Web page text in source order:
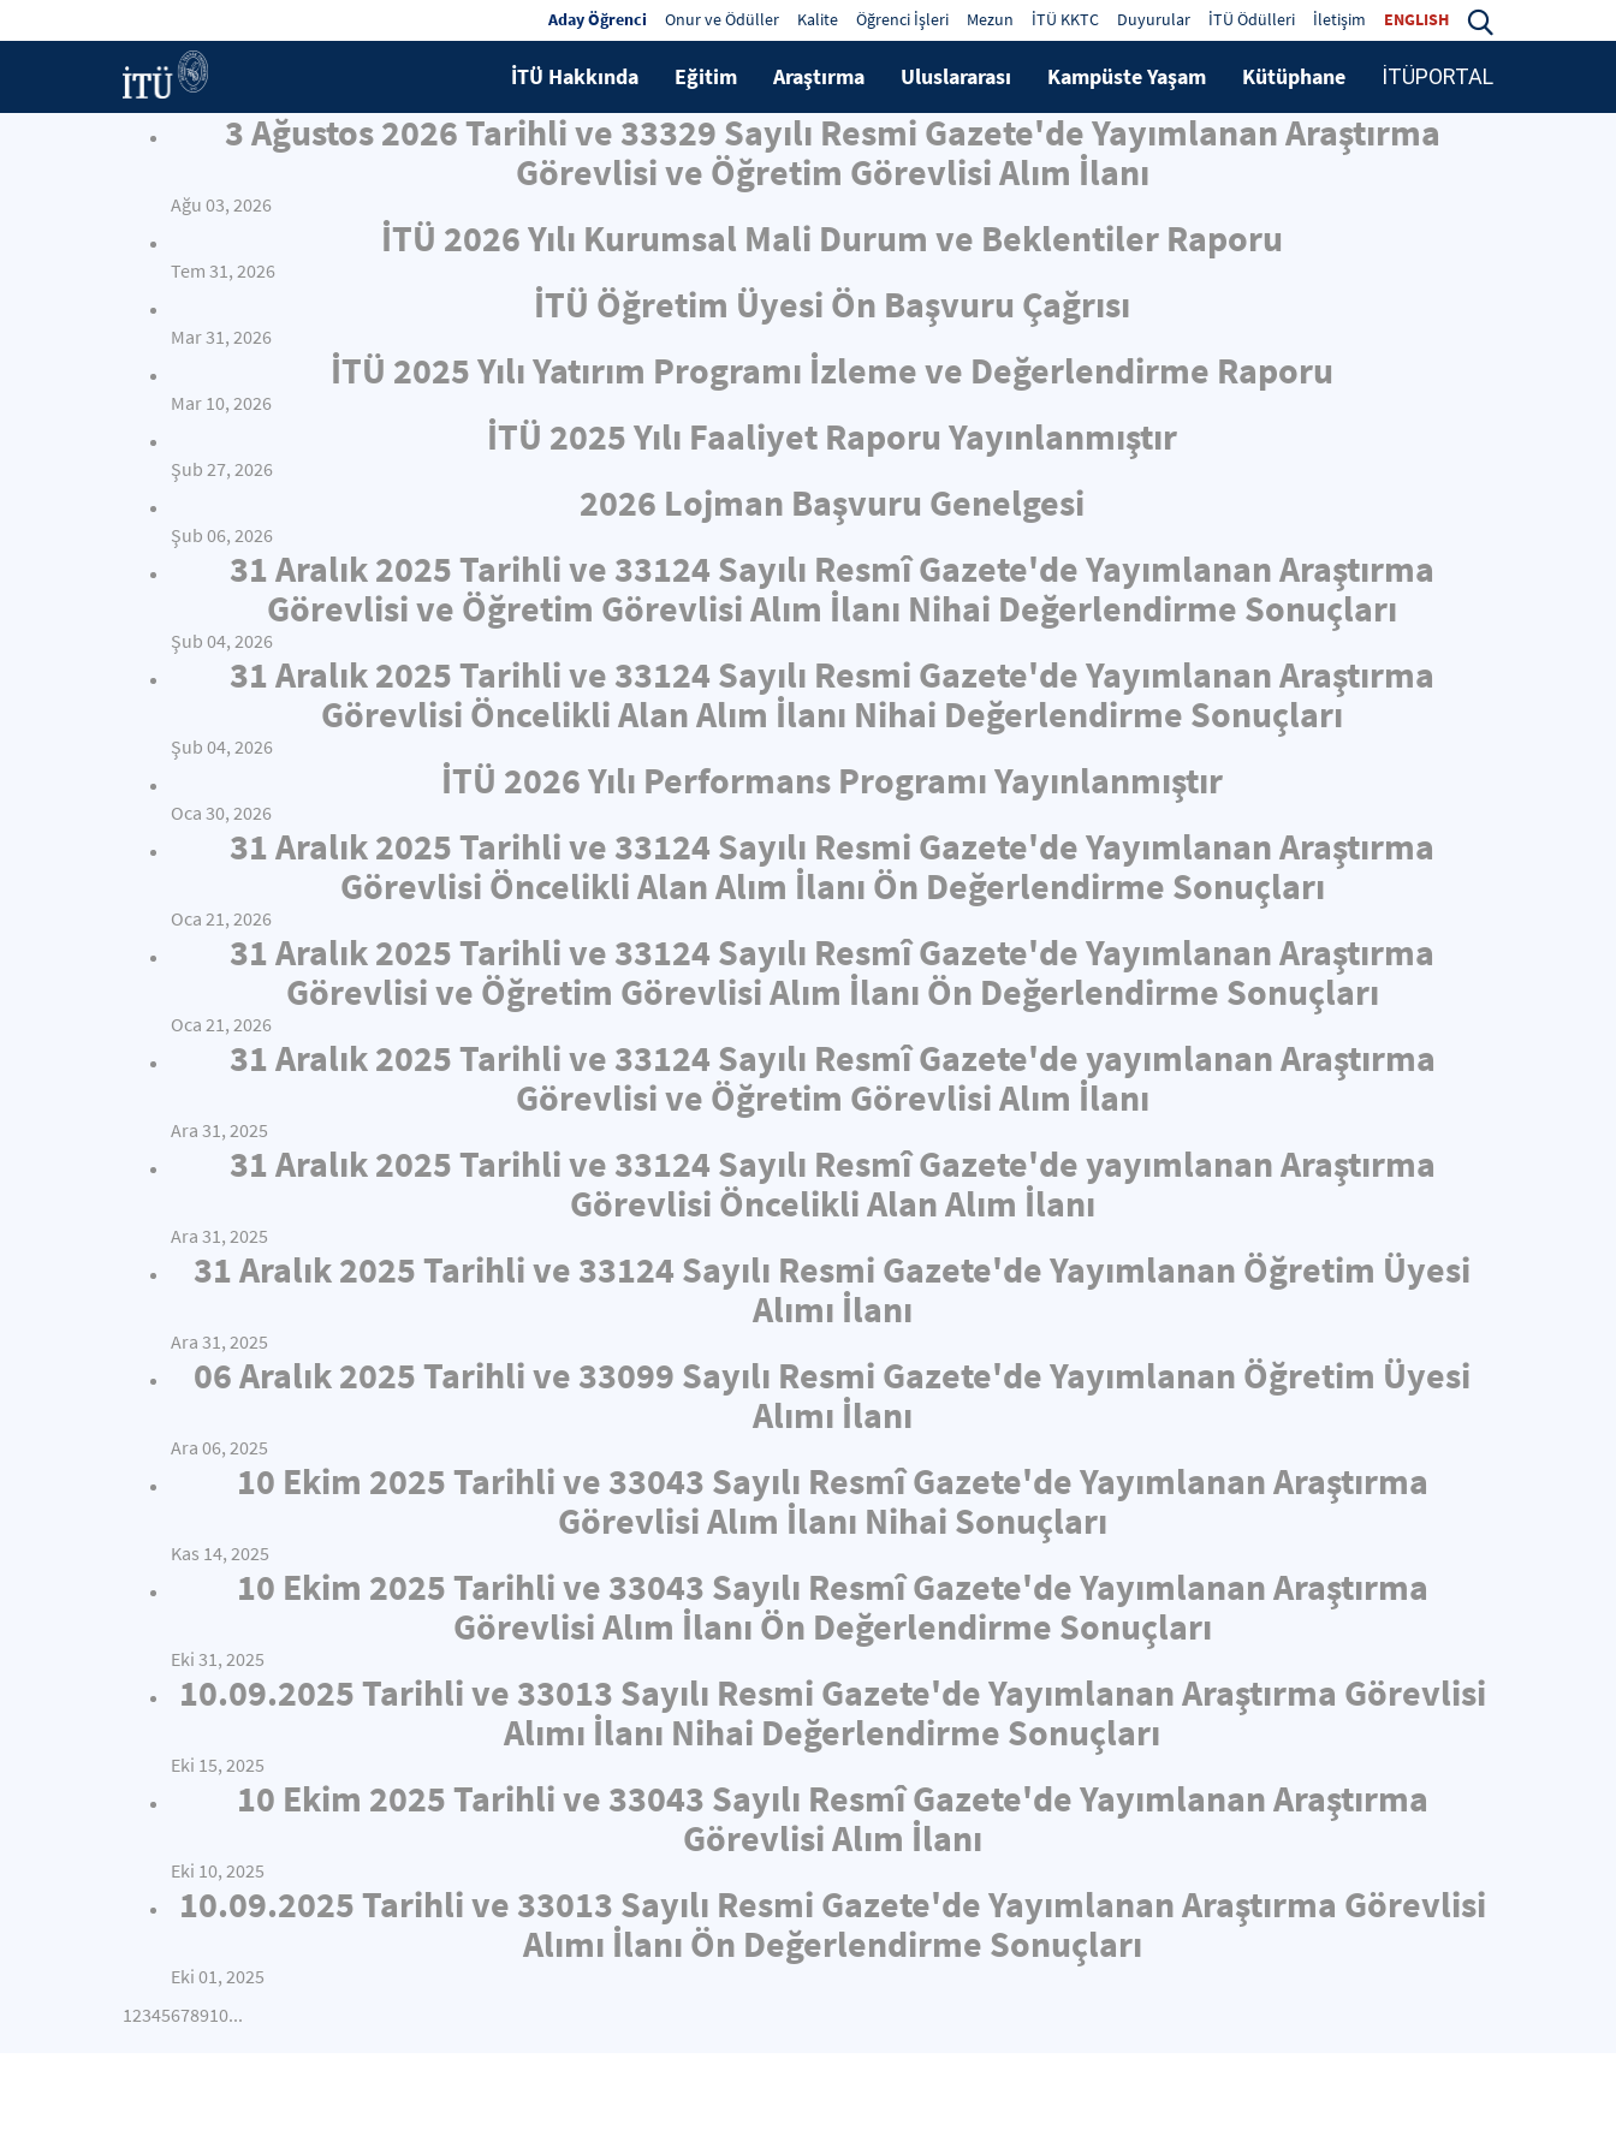
Aday Öğrenci Onur ve Ödüller Kalite Öğrenci İşleri Mezun İTÜ KKTC Duyurular İTÜ Ödülleri İletişim ENGLISH
İTÜ Hakkında Eğitim Araştırma Uluslararası Kampüste Yaşam Kütüphane İTÜPORTAL
3 Ağustos 2026 Tarihli ve 33329 Sayılı Resmi Gazete'de Yayımlanan Araştırma
Görevlisi ve Öğretim Görevlisi Alım İlanı
Ağu 03, 2026
İTÜ 2026 Yılı Kurumsal Mali Durum ve Beklentiler Raporu
Tem 31, 2026
İTÜ Öğretim Üyesi Ön Başvuru Çağrısı
Mar 31, 2026
İTÜ 2025 Yılı Yatırım Programı İzleme ve Değerlendirme Raporu
Mar 10, 2026
İTÜ 2025 Yılı Faaliyet Raporu Yayınlanmıştır
Şub 27, 2026
2026 Lojman Başvuru Genelgesi
Şub 06, 2026
31 Aralık 2025 Tarihli ve 33124 Sayılı Resmî Gazete'de Yayımlanan Araştırma
Görevlisi ve Öğretim Görevlisi Alım İlanı Nihai Değerlendirme Sonuçları
Şub 04, 2026
31 Aralık 2025 Tarihli ve 33124 Sayılı Resmi Gazete'de Yayımlanan Araştırma
Görevlisi Öncelikli Alan Alım İlanı Nihai Değerlendirme Sonuçları
Şub 04, 2026
İTÜ 2026 Yılı Performans Programı Yayınlanmıştır
Oca 30, 2026
31 Aralık 2025 Tarihli ve 33124 Sayılı Resmi Gazete'de Yayımlanan Araştırma
Görevlisi Öncelikli Alan Alım İlanı Ön Değerlendirme Sonuçları
Oca 21, 2026
31 Aralık 2025 Tarihli ve 33124 Sayılı Resmî Gazete'de Yayımlanan Araştırma
Görevlisi ve Öğretim Görevlisi Alım İlanı Ön Değerlendirme Sonuçları
Oca 21, 2026
31 Aralık 2025 Tarihli ve 33124 Sayılı Resmî Gazete'de yayımlanan Araştırma
Görevlisi ve Öğretim Görevlisi Alım İlanı
Ara 31, 2025
31 Aralık 2025 Tarihli ve 33124 Sayılı Resmî Gazete'de yayımlanan Araştırma
Görevlisi Öncelikli Alan Alım İlanı
Ara 31, 2025
31 Aralık 2025 Tarihli ve 33124 Sayılı Resmi Gazete'de Yayımlanan Öğretim Üyesi
Alımı İlanı
Ara 31, 2025
06 Aralık 2025 Tarihli ve 33099 Sayılı Resmi Gazete'de Yayımlanan Öğretim Üyesi
Alımı İlanı
Ara 06, 2025
10 Ekim 2025 Tarihli ve 33043 Sayılı Resmî Gazete'de Yayımlanan Araştırma
Görevlisi Alım İlanı Nihai Sonuçları
Kas 14, 2025
10 Ekim 2025 Tarihli ve 33043 Sayılı Resmî Gazete'de Yayımlanan Araştırma
Görevlisi Alım İlanı Ön Değerlendirme Sonuçları
Eki 31, 2025
10.09.2025 Tarihli ve 33013 Sayılı Resmi Gazete'de Yayımlanan Araştırma Görevlisi
Alımı İlanı Nihai Değerlendirme Sonuçları
Eki 15, 2025
10 Ekim 2025 Tarihli ve 33043 Sayılı Resmî Gazete'de Yayımlanan Araştırma
Görevlisi Alım İlanı
Eki 10, 2025
10.09.2025 Tarihli ve 33013 Sayılı Resmi Gazete'de Yayımlanan Araştırma Görevlisi
Alımı İlanı Ön Değerlendirme Sonuçları
Eki 01, 2025
12345678910...